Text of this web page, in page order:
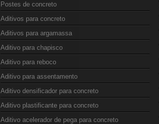
Postes de concreto
Aditivos para concreto
Aditivos para argamassa
Aditivo para chapisco
Aditivo para reboco
Aditivo para assentamento
Aditivo densificador para concreto
Aditivo plastificante para concreto
Aditivo acelerador de pega para concreto